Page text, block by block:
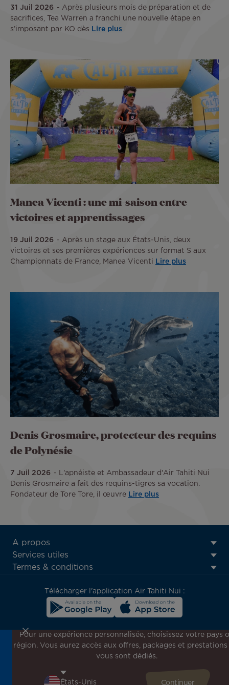
31 Juil 2026
Après plusieurs mois de préparation et de
sacrifices, Tea Warren a franchi une nouvelle étape en
s’imposant par KO dès
Lire plus
Manea Vicenti : une mi-saison entre
victoires et apprentissages
19 Juil 2026
Après un stage aux États-Unis, deux
victoires et ses premières expériences sur format S aux
Championnats de France, Manea Vicenti
Lire plus
Denis Grosmaire, protecteur des requins
de Polynésie
7 Juil 2026
L'apnéiste et Ambassadeur d'Air Tahiti Nui
Denis Grosmaire a fait des requins-tigres sa vocation.
Fondateur de Tore Tore, il œuvre Lire plus
ATN:
Footer
menu
A propos
Services utiles
Termes & conditions
Télécharger l'application Air Tahiti Nui :
Inscrivez-vous à notre newsletter !
Recevez en avant-première toutes nos offres spéciales et
l'inspiration pour votre prochain voyage !
Pour une expérience personnalisée, choisissez votre pays
région. Vous aurez accès aux offres, packages et prestations
vous sont dédiés.